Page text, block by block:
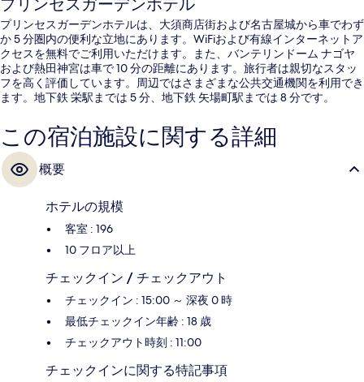
プリンセスガーデンホテル
プリンセスガーデンホテルは、大須商店街および名古屋城から車でわず
か 5 分圏内の便利な立地にあります。WiFiおよび有線インターネットア
クセスを無料でご利用いただけます。また、バンテリンドーム ナゴヤ
および熱田神宮は車で 10 分の距離にあります。旅行者は親切なスタッ
フを高く評価しています。周辺ではさまざまな公共交通機関を利用でき
ます。地下鉄 栄駅までは 5 分、地下鉄 矢場町駅までは 8 分です。
この宿泊施設に関する詳細
概要
ホテルの規模
客室 : 196
10 フロア以上
チェックイン / チェックアウト
チェックイン : 15:00 ～ 深夜 0 時
最低チェックイン年齢 : 18 歳
チェックアウト時刻 : 11:00
チェックインに関する特記事項